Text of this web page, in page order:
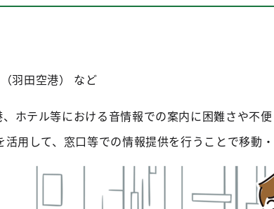
羽田空港） など
ホテル等における音情報での案内に困難さや不
活用して、窓口等での情報提供を行うことで移動